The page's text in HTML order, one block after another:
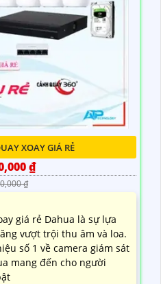
XOAY GIÁ RẺ
₫
₫
giá rẻ Dahua là sự lựa
vượt trội thu âm và loa.
số 1 về camera giám sát
mang đến cho người